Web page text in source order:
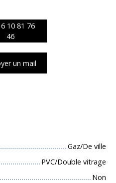
10 81 76
46
un mail
Gaz/De ville
PVC/Double vitrage
Non